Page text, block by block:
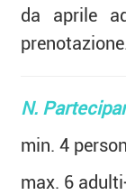
da aprile
N.
min. 4
max. 6